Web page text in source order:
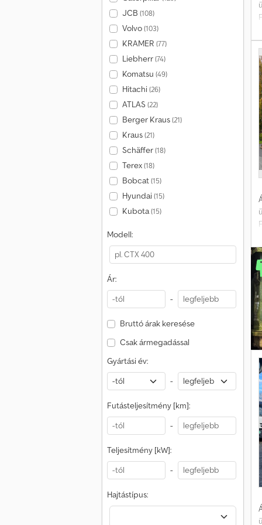
JCB (108)
Volvo(103)
KRAMER (77)
Liebherr(74)
Komatsu (49)
Hitachi(26)
ATLAS (22)
Berger Kraus(21)
Kraus(21)
Schäffer(18)
Terex(18)
Bobcat(15)
Hyundai(15)
Kubota(15)
Modell:
Ár:
-
Bruttó árak keresése
Csak ármegadással
Gyártási év:
-
Futásteljesítmény [km]:
-
Teljesítmény [kW]:
-
Hajtástípus: